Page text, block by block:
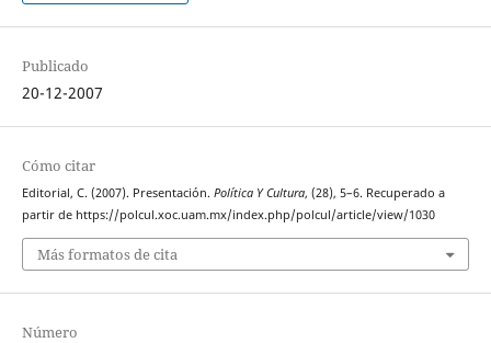
Publicado
20-12-2007
Cómo citar
Editorial, C. (2007). Presentación. Política Y Cultura, (28), 5–6. Recuperado a
partir de https://polcul.xoc.uam.mx/index.php/polcul/article/view/1030
Más formatos de cita
Número